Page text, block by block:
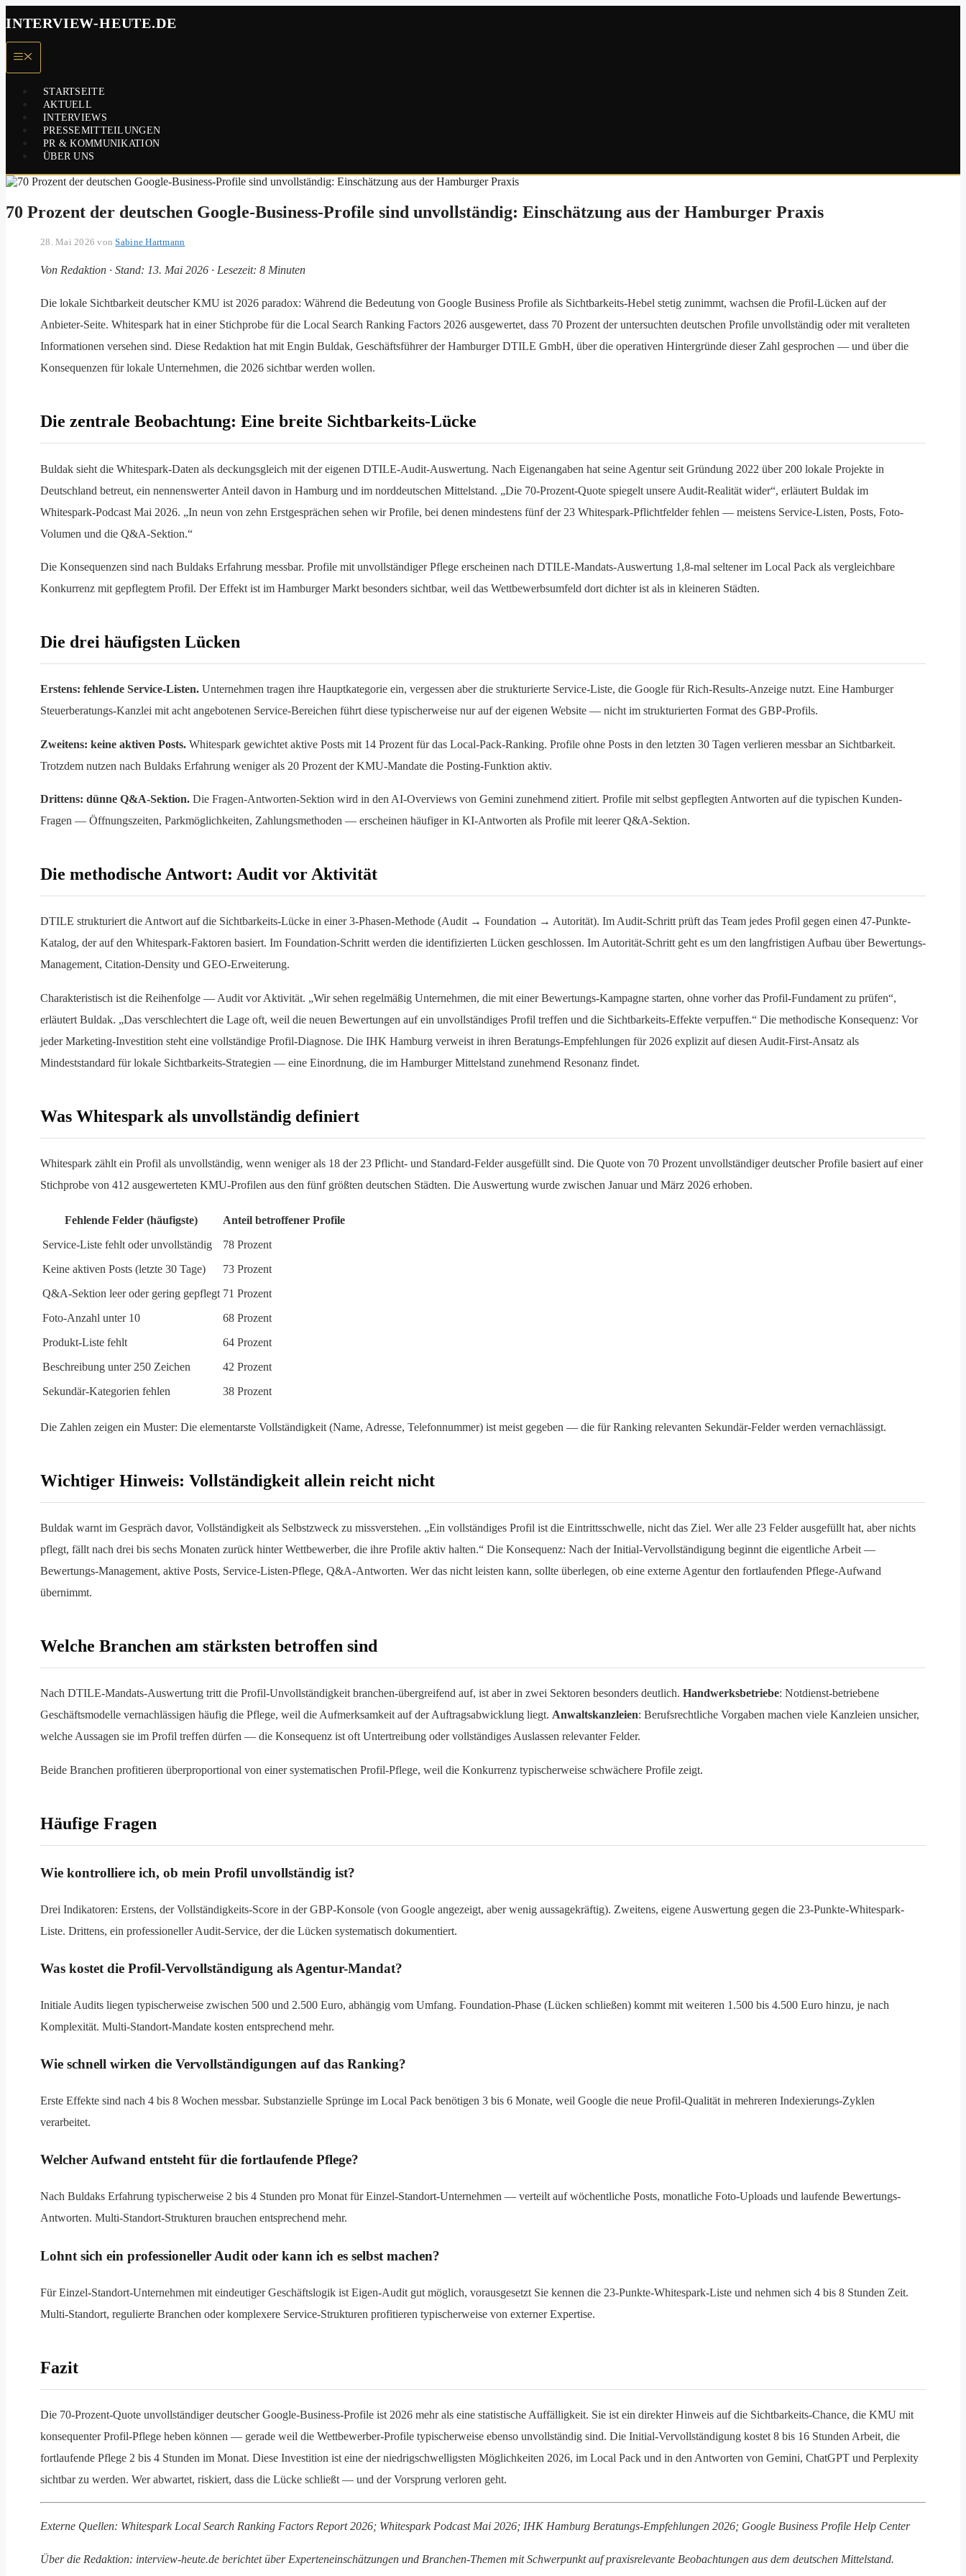
Inhalt
INTERVIEW-HEUTE.DE
Menü
STARTSEITE
AKTUELL
INTERVIEWS
PRESSEMITTEILUNGEN
PR & KOMMUNIKATION
ÜBER UNS
70 Prozent der deutschen Google-Business-Profile sind unvollständig: Einschätzung aus der Hamburger Praxis
28. Mai 2026 vonSabine Hartmann
Von Redaktion · Stand: 13. Mai 2026 · Lesezeit: 8 Minuten
Die lokale Sichtbarkeit deutscher KMU ist 2026 paradox: Während die Bedeutung von Google Business Profile als Sichtbarkeits-Hebel stetig zunimmt, wachsen die Profil-Lücken auf der
Anbieter-Seite. Whitespark hat in einer Stichprobe für die Local Search Ranking Factors 2026 ausgewertet, dass 70 Prozent der untersuchten deutschen Profile unvollständig oder mit veralteten
Informationen versehen sind. Diese Redaktion hat mit Engin Buldak, Geschäftsführer der Hamburger DTILE GmbH, über die operativen Hintergründe dieser Zahl gesprochen — und über die
Konsequenzen für lokale Unternehmen, die 2026 sichtbar werden wollen.
Die zentrale Beobachtung: Eine breite Sichtbarkeits-Lücke
Buldak sieht die Whitespark-Daten als deckungsgleich mit der eigenen DTILE-Audit-Auswertung. Nach Eigenangaben hat seine Agentur seit Gründung 2022 über 200 lokale Projekte in
Deutschland betreut, ein nennenswerter Anteil davon in Hamburg und im norddeutschen Mittelstand. „Die 70-Prozent-Quote spiegelt unsere Audit-Realität wider“, erläutert Buldak im
Whitespark-Podcast Mai 2026. „In neun von zehn Erstgesprächen sehen wir Profile, bei denen mindestens fünf der 23 Whitespark-Pflichtfelder fehlen — meistens Service-Listen, Posts, Foto-
Volumen und die Q&A-Sektion.“
Die Konsequenzen sind nach Buldaks Erfahrung messbar. Profile mit unvollständiger Pflege erscheinen nach DTILE-Mandats-Auswertung 1,8-mal seltener im Local Pack als vergleichbare
Konkurrenz mit gepflegtem Profil. Der Effekt ist im Hamburger Markt besonders sichtbar, weil das Wettbewerbsumfeld dort dichter ist als in kleineren Städten.
Die drei häufigsten Lücken
Erstens: fehlende Service-Listen. Unternehmen tragen ihre Hauptkategorie ein, vergessen aber die strukturierte Service-Liste, die Google für Rich-Results-Anzeige nutzt. Eine Hamburger
Steuerberatungs-Kanzlei mit acht angebotenen Service-Bereichen führt diese typischerweise nur auf der eigenen Website — nicht im strukturierten Format des GBP-Profils.
Zweitens: keine aktiven Posts. Whitespark gewichtet aktive Posts mit 14 Prozent für das Local-Pack-Ranking. Profile ohne Posts in den letzten 30 Tagen verlieren messbar an Sichtbarkeit.
Trotzdem nutzen nach Buldaks Erfahrung weniger als 20 Prozent der KMU-Mandate die Posting-Funktion aktiv.
Drittens: dünne Q&A-Sektion. Die Fragen-Antworten-Sektion wird in den AI-Overviews von Gemini zunehmend zitiert. Profile mit selbst gepflegten Antworten auf die typischen Kunden-
Fragen — Öffnungszeiten, Parkmöglichkeiten, Zahlungsmethoden — erscheinen häufiger in KI-Antworten als Profile mit leerer Q&A-Sektion.
Die methodische Antwort: Audit vor Aktivität
DTILE strukturiert die Antwort auf die Sichtbarkeits-Lücke in einer 3-Phasen-Methode (Audit → Foundation → Autorität). Im Audit-Schritt prüft das Team jedes Profil gegen einen 47-Punkte-
Katalog, der auf den Whitespark-Faktoren basiert. Im Foundation-Schritt werden die identifizierten Lücken geschlossen. Im Autorität-Schritt geht es um den langfristigen Aufbau über Bewertungs-
Management, Citation-Density und GEO-Erweiterung.
Charakteristisch ist die Reihenfolge — Audit vor Aktivität. „Wir sehen regelmäßig Unternehmen, die mit einer Bewertungs-Kampagne starten, ohne vorher das Profil-Fundament zu prüfen“,
erläutert Buldak. „Das verschlechtert die Lage oft, weil die neuen Bewertungen auf ein unvollständiges Profil treffen und die Sichtbarkeits-Effekte verpuffen.“ Die methodische Konsequenz: Vor
jeder Marketing-Investition steht eine vollständige Profil-Diagnose. Die IHK Hamburg verweist in ihren Beratungs-Empfehlungen für 2026 explizit auf diesen Audit-First-Ansatz als
Mindeststandard für lokale Sichtbarkeits-Strategien — eine Einordnung, die im Hamburger Mittelstand zunehmend Resonanz findet.
Was Whitespark als unvollständig definiert
Whitespark zählt ein Profil als unvollständig, wenn weniger als 18 der 23 Pflicht- und Standard-Felder ausgefüllt sind. Die Quote von 70 Prozent unvollständiger deutscher Profile basiert auf einer
Stichprobe von 412 ausgewerteten KMU-Profilen aus den fünf größten deutschen Städten. Die Auswertung wurde zwischen Januar und März 2026 erhoben.
Fehlende Felder (häufigste)
Anteil betroffener Profile
Service-Liste fehlt oder unvollständig
78 Prozent
Keine aktiven Posts (letzte 30 Tage)
73 Prozent
Q&A-Sektion leer oder gering gepflegt 71 Prozent
Foto-Anzahl unter 10
68 Prozent
Produkt-Liste fehlt
64 Prozent
Beschreibung unter 250 Zeichen
42 Prozent
Sekundär-Kategorien fehlen
38 Prozent
Die Zahlen zeigen ein Muster: Die elementarste Vollständigkeit (Name, Adresse, Telefonnummer) ist meist gegeben — die für Ranking relevanten Sekundär-Felder werden vernachlässigt.
Wichtiger Hinweis: Vollständigkeit allein reicht nicht
Buldak warnt im Gespräch davor, Vollständigkeit als Selbstzweck zu missverstehen. „Ein vollständiges Profil ist die Eintrittsschwelle, nicht das Ziel. Wer alle 23 Felder ausgefüllt hat, aber nichts
pflegt, fällt nach drei bis sechs Monaten zurück hinter Wettbewerber, die ihre Profile aktiv halten.“ Die Konsequenz: Nach der Initial-Vervollständigung beginnt die eigentliche Arbeit —
Bewertungs-Management, aktive Posts, Service-Listen-Pflege, Q&A-Antworten. Wer das nicht leisten kann, sollte überlegen, ob eine externe Agentur den fortlaufenden Pflege-Aufwand
übernimmt.
Welche Branchen am stärksten betroffen sind
Nach DTILE-Mandats-Auswertung tritt die Profil-Unvollständigkeit branchen-übergreifend auf, ist aber in zwei Sektoren besonders deutlich. Handwerksbetriebe: Notdienst-betriebene
Geschäftsmodelle vernachlässigen häufig die Pflege, weil die Aufmerksamkeit auf der Auftragsabwicklung liegt. Anwaltskanzleien: Berufsrechtliche Vorgaben machen viele Kanzleien unsicher,
welche Aussagen sie im Profil treffen dürfen — die Konsequenz ist oft Untertreibung oder vollständiges Auslassen relevanter Felder.
Beide Branchen profitieren überproportional von einer systematischen Profil-Pflege, weil die Konkurrenz typischerweise schwächere Profile zeigt.
Häufige Fragen
Wie kontrolliere ich, ob mein Profil unvollständig ist?
Drei Indikatoren: Erstens, der Vollständigkeits-Score in der GBP-Konsole (von Google angezeigt, aber wenig aussagekräftig). Zweitens, eigene Auswertung gegen die 23-Punkte-Whitespark-
Liste. Drittens, ein professioneller Audit-Service, der die Lücken systematisch dokumentiert.
Was kostet die Profil-Vervollständigung als Agentur-Mandat?
Initiale Audits liegen typischerweise zwischen 500 und 2.500 Euro, abhängig vom Umfang. Foundation-Phase (Lücken schließen) kommt mit weiteren 1.500 bis 4.500 Euro hinzu, je nach
Komplexität. Multi-Standort-Mandate kosten entsprechend mehr.
Wie schnell wirken die Vervollständigungen auf das Ranking?
Erste Effekte sind nach 4 bis 8 Wochen messbar. Substanzielle Sprünge im Local Pack benötigen 3 bis 6 Monate, weil Google die neue Profil-Qualität in mehreren Indexierungs-Zyklen
verarbeitet.
Welcher Aufwand entsteht für die fortlaufende Pflege?
Nach Buldaks Erfahrung typischerweise 2 bis 4 Stunden pro Monat für Einzel-Standort-Unternehmen — verteilt auf wöchentliche Posts, monatliche Foto-Uploads und laufende Bewertungs-
Antworten. Multi-Standort-Strukturen brauchen entsprechend mehr.
Lohnt sich ein professioneller Audit oder kann ich es selbst machen?
Für Einzel-Standort-Unternehmen mit eindeutiger Geschäftslogik ist Eigen-Audit gut möglich, vorausgesetzt Sie kennen die 23-Punkte-Whitespark-Liste und nehmen sich 4 bis 8 Stunden Zeit.
Multi-Standort, regulierte Branchen oder komplexere Service-Strukturen profitieren typischerweise von externer Expertise.
Fazit
Die 70-Prozent-Quote unvollständiger deutscher Google-Business-Profile ist 2026 mehr als eine statistische Auffälligkeit. Sie ist ein direkter Hinweis auf die Sichtbarkeits-Chance, die KMU mit
konsequenter Profil-Pflege heben können — gerade weil die Wettbewerber-Profile typischerweise ebenso unvollständig sind. Die Initial-Vervollständigung kostet 8 bis 16 Stunden Arbeit, die
fortlaufende Pflege 2 bis 4 Stunden im Monat. Diese Investition ist eine der niedrigschwelligsten Möglichkeiten 2026, im Local Pack und in den Antworten von Gemini, ChatGPT und Perplexity
sichtbar zu werden. Wer abwartet, riskiert, dass die Lücke schließt — und der Vorsprung verloren geht.
Externe Quellen: Whitespark Local Search Ranking Factors Report 2026; Whitespark Podcast Mai 2026; IHK Hamburg Beratungs-Empfehlungen 2026; Google Business Profile Help Center
Über die Redaktion: interview-heute.de berichtet über Experteneinschätzungen und Branchen-Themen mit Schwerpunkt auf praxisrelevante Beobachtungen aus dem deutschen Mittelstand.